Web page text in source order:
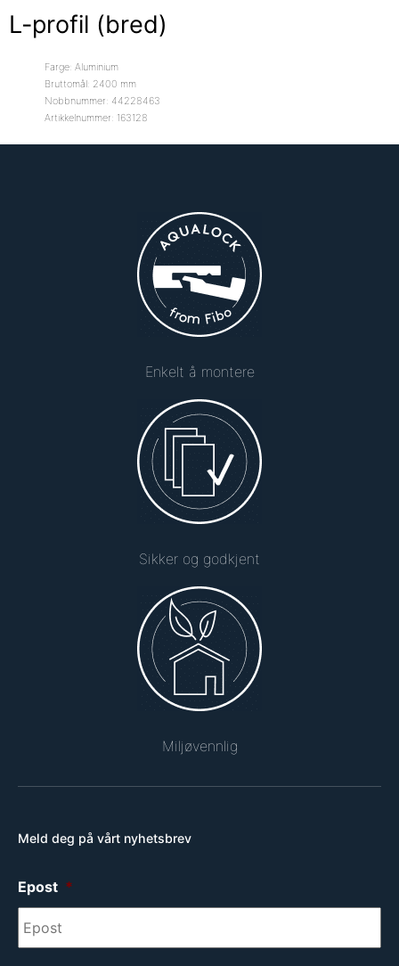
L-profil (bred)
Farge: Aluminium
Bruttomål: 2400 mm
Nobbnummer: 44228463
Artikkelnummer: 163128
Enkelt å montere
Sikker og godkjent
Miljøvennlig
Meld deg på vårt nyhetsbrev
Epost *